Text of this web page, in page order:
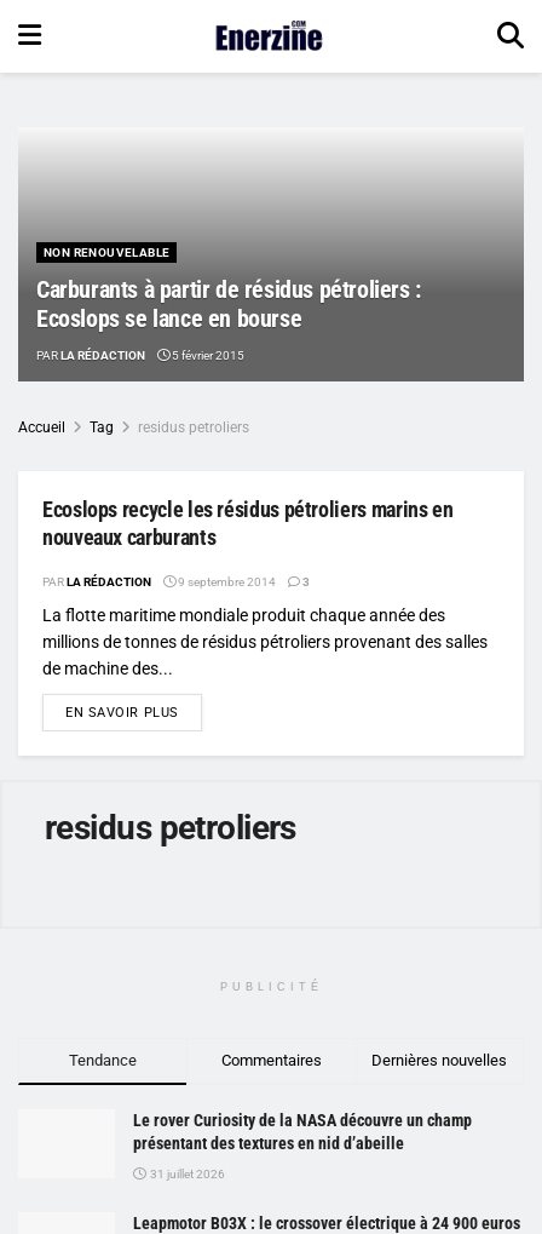
NON RENOUVELABLE
Carburants à partir de résidus pétroliers :
Ecoslops se lance en bourse
PARLA RÉDACTION 5 février 2015
Accueil Tag residus petroliers
Ecoslops recycle les résidus pétroliers marins en
nouveaux carburants
PARLA RÉDACTION 9 septembre 2014 3
La flotte maritime mondiale produit chaque année des
millions de tonnes de résidus pétroliers provenant des salles
de machine des...
EN SAVOIR PLUS
residus petroliers
PUBLICITÉ
Tendance Commentaires Dernières nouvelles
Le rover Curiosity de la NASA découvre un champ
présentant des textures en nid d’abeille
31 juillet 2026
Leapmotor B03X : le crossover électrique à 24 900 euros